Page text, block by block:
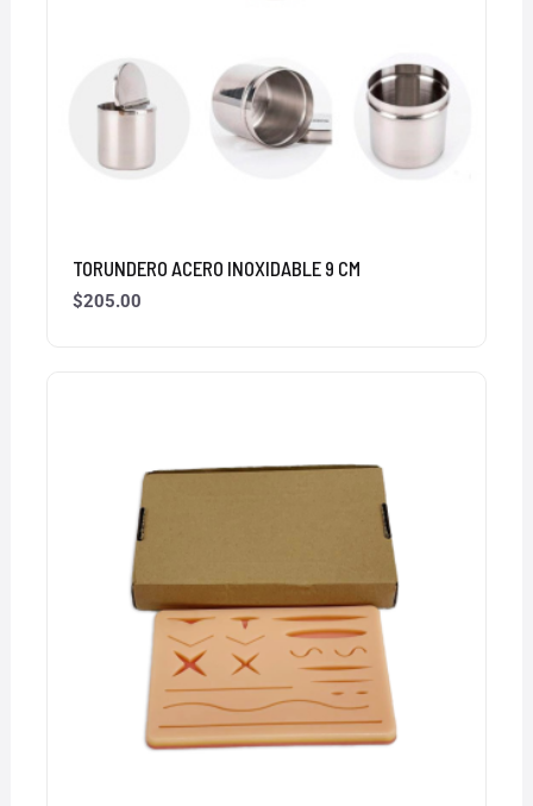
TORUNDERO ACERO INOXIDABLE 9 CM
$205.00